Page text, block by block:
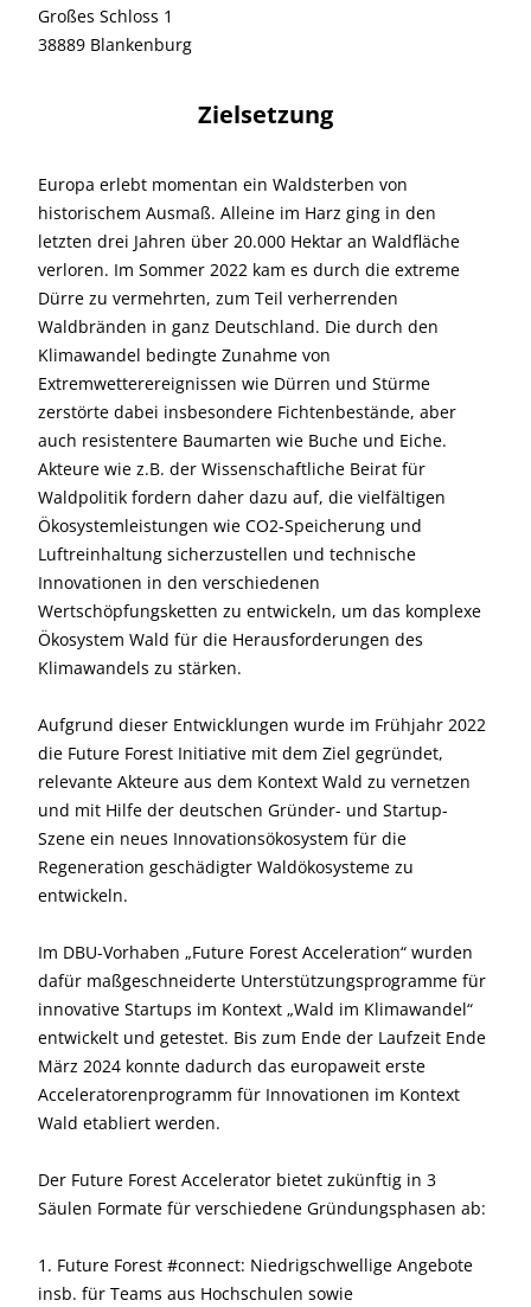
Großes Schloss 1
38889 Blankenburg
Zielsetzung
Europa erlebt momentan ein Waldsterben von
historischem Ausmaß. Alleine im Harz ging in den
letzten drei Jahren über 20.000 Hektar an Waldfläche
verloren. Im Sommer 2022 kam es durch die extreme
Dürre zu vermehrten, zum Teil verherrenden
Waldbränden in ganz Deutschland. Die durch den
Klimawandel bedingte Zunahme von
Extremwetterereignissen wie Dürren und Stürme
zerstörte dabei insbesondere Fichtenbestände, aber
auch resistentere Baumarten wie Buche und Eiche.
Akteure wie z.B. der Wissenschaftliche Beirat für
Waldpolitik fordern daher dazu auf, die vielfältigen
Ökosystemleistungen wie CO2-Speicherung und
Luftreinhaltung sicherzustellen und technische
Innovationen in den verschiedenen
Wertschöpfungsketten zu entwickeln, um das komplexe
Ökosystem Wald für die Herausforderungen des
Klimawandels zu stärken.
Aufgrund dieser Entwicklungen wurde im Frühjahr 2022
die Future Forest Initiative mit dem Ziel gegründet,
relevante Akteure aus dem Kontext Wald zu vernetzen
und mit Hilfe der deutschen Gründer- und Startup-
Szene ein neues Innovationsökosystem für die
Regeneration geschädigter Waldökosysteme zu
entwickeln.
Im DBU-Vorhaben „Future Forest Acceleration“ wurden
dafür maßgeschneiderte Unterstützungsprogramme für
innovative Startups im Kontext „Wald im Klimawandel“
entwickelt und getestet. Bis zum Ende der Laufzeit Ende
März 2024 konnte dadurch das europaweit erste
Acceleratorenprogramm für Innovationen im Kontext
Wald etabliert werden.
Der Future Forest Accelerator bietet zukünftig in 3
Säulen Formate für verschiedene Gründungsphasen ab:
1. Future Forest #connect: Niedrigschwellige Angebote
insb. für Teams aus Hochschulen sowie